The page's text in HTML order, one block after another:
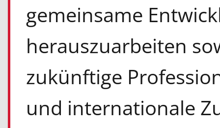
gemeinsame
herauszuarbeiten
zukünftige
und internationale